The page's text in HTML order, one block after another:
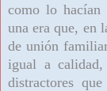
como lo hacían
una era que, en
de unión
igual a
distractores